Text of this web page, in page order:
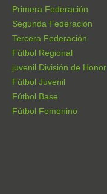
Primera Federación
Segunda Federación
Tercera Federación
Fútbol Regional
juvenil División de Honor
Fútbol Juvenil
Fútbol Base
Fútbol Femenino